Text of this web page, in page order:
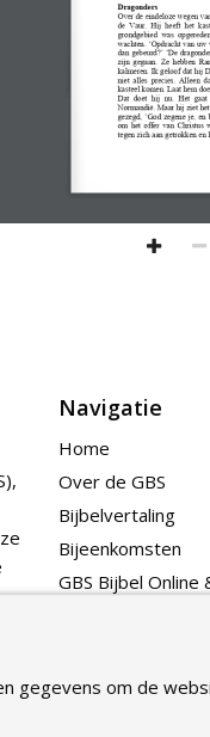
Navigatie
Home
Over de GBS
Bijbelvertaling
Bijeenkomsten
GBS Bijbel Online
gegevens om de